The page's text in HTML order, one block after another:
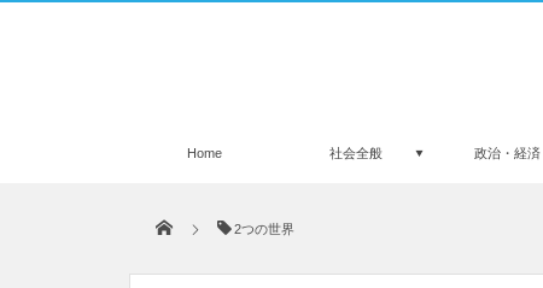
Home 社会全般 政治・経済
2つの世界